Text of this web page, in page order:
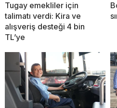
Tugay emekliler için
talimatı verdi: Kira ve
alışveriş desteği 4 bin
TL’ye